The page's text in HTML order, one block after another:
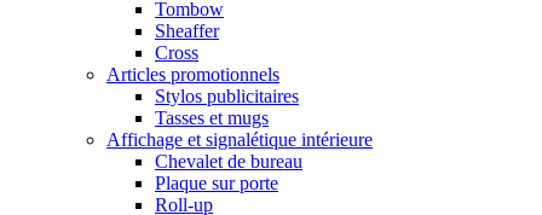
Tombow
Sheaffer
Cross
Articles promotionnels
Stylos publicitaires
Tasses et mugs
Affichage et signalétique intérieure
Chevalet de bureau
Plaque sur porte
Roll-up